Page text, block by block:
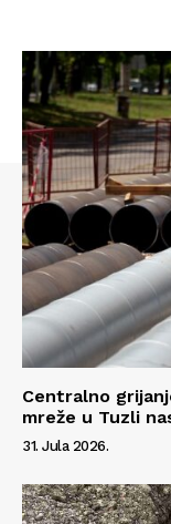
Info
O nama
Kontakt
Impressum
Centralno
mreže u Tuzli
31. Jula 2026.